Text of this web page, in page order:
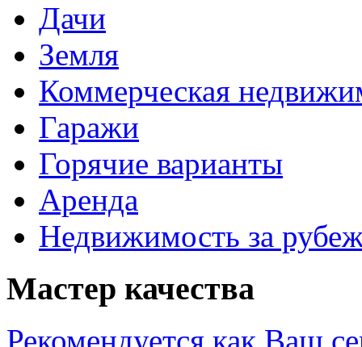
Дачи
Земля
Коммерческая
Гаражи
Горячие варианты
Аренда
Недвижимость за
Мастер качества